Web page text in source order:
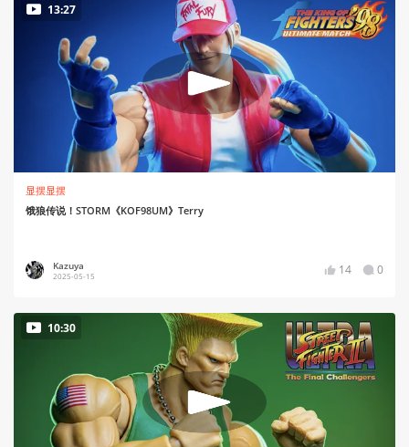
13:27
显摆显摆
饿狼传说！STORM《KOF98UM》Terry
Kazuya
2025-05-15 14 0
10:30